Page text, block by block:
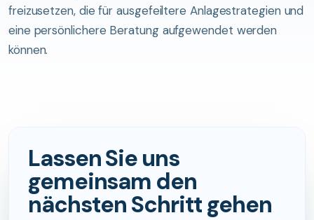
freizusetzen, die für ausgefeiltere Anlagestrategien und
eine persönlichere Beratung aufgewendet werden
können.
Lassen Sie uns
gemeinsam den
nächsten Schritt gehen